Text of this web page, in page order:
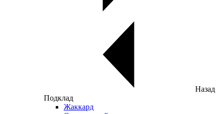
Назад
Подклад
Жаккард